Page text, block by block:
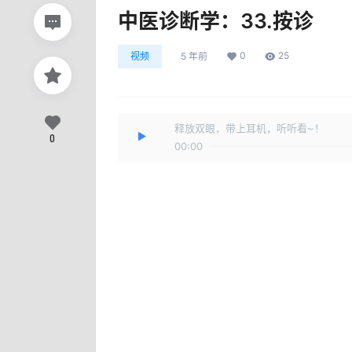
中医诊断学：33.按诊
视频 5 年前 0 25
释放双眼，带上耳机，听听看~！
00:00
0